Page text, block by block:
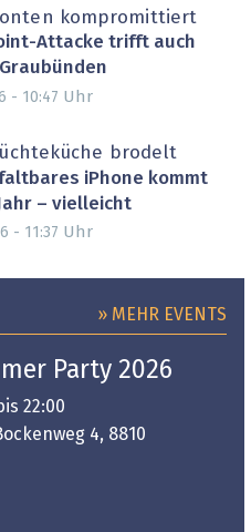
kompromittiert
Attacke trifft auch
- 10:47 Uhr
brodelt
iPhone kommt
– vielleicht
- 11:37 Uhr
» MEHR EVENTS
Party 2026
22:00
4, 8810